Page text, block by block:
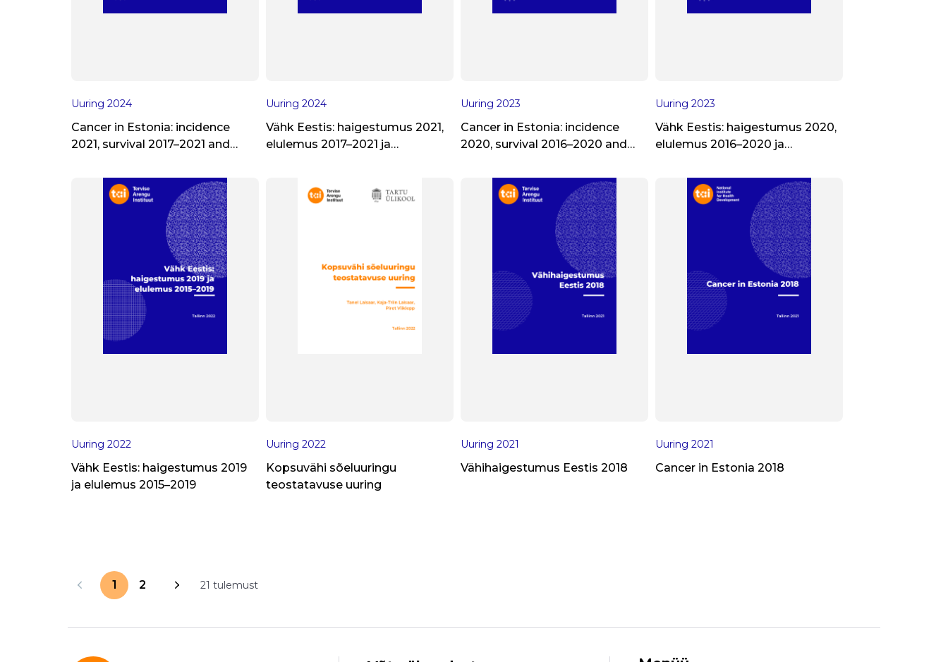
Uuring 2024
Cancer in Estonia: incidence
2021, survival 2017–2021 and
screening
Uuring 2024
Vähk Eestis: haigestumus 2021,
elulemus 2017–2021 ja
Uuring 2023
Cancer in Estonia: incidence
2020, survival 2016–2020 and
Uuring 2023
Vähk Eestis: haigestumus 2020,
elulemus 2016–2020 ja
Uuring 2022
Vähk Eestis: haigestumus 2019
ja elulemus 2015–2019
Uuring 2022
Kopsuvähi sõeluuringu
teostatavuse uuring
Uuring 2021
Vähihaigestumus Eestis 2018
Uuring 2021
Cancer in Estonia 2018
1 2 21 tulemust